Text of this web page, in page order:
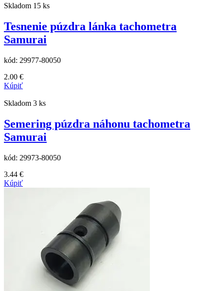
Skladom 15 ks
Tesnenie púzdra lánka tachometra
Samurai
kód: 29977-80050
2.00 €
Kúpiť
Skladom 3 ks
Semering púzdra náhonu tachometra
Samurai
kód: 29973-80050
3.44 €
Kúpiť